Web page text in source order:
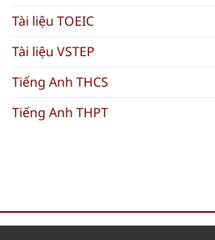
Tài liệu TOEIC
Tài liệu VSTEP
Tiếng Anh THCS
Tiếng Anh THPT